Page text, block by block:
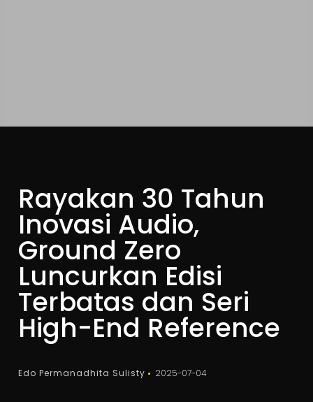
Rayakan 30 Tahun
Inovasi Audio,
Ground Zero
Luncurkan Edisi
Terbatas dan Seri
High-End Reference
Edo Permanadhita Sulisty 2025-07-04